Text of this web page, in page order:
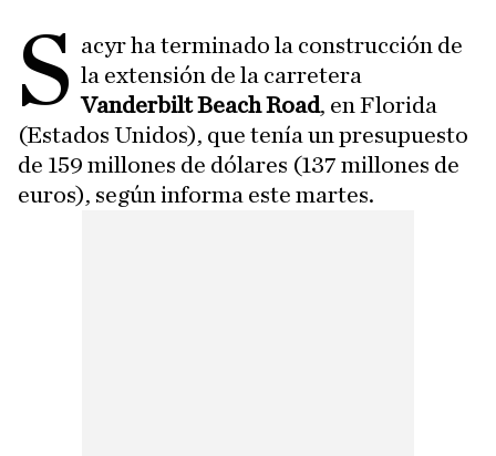
S acyr ha terminado la construcción de
la extensión de la carretera
Vanderbilt Beach Road, en Florida
(Estados Unidos), que tenía un presupuesto
de 159 millones de dólares (137 millones de
euros), según informa este martes.